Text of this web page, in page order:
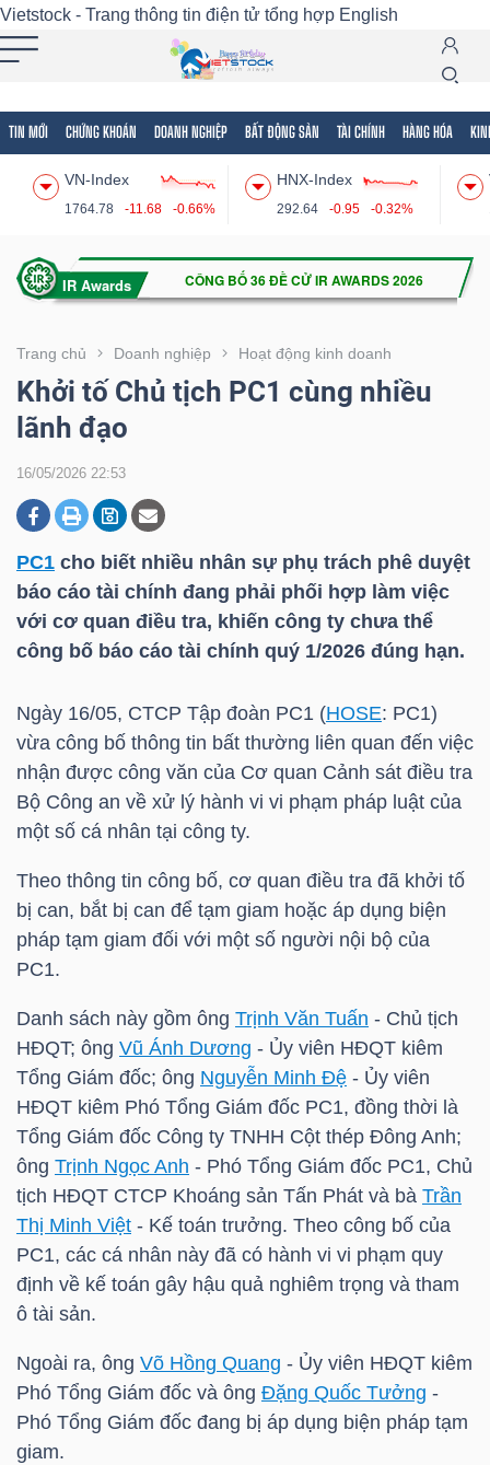
Vietstock - Trang thông tin điện tử tổng hợp English
TIN MỚI CHỨNG KHOÁN DOANH NGHIỆP BẤT ĐỘNG SẢN TÀI CHÍNH HÀNG HÓA
VN-Index
1764.78 -11.68 -0.66%
HNX-Index
292.64 -0.95 -0.32%
Trang chủ Doanh nghiệp Hoạt động kinh doanh
Khởi tố Chủ tịch PC1 cùng nhiều
lãnh đạo
16/05/2026 22:53
PC1 cho biết nhiều nhân sự phụ trách phê duyệt
báo cáo tài chính đang phải phối hợp làm việc
với cơ quan điều tra, khiến công ty chưa thể
công bố báo cáo tài chính quý 1/2026 đúng hạn.
Ngày 16/05, CTCP Tập đoàn PC1 (HOSE: PC1)
vừa công bố thông tin bất thường liên quan đến việc
nhận được công văn của Cơ quan Cảnh sát điều tra
Bộ Công an về xử lý hành vi vi phạm pháp luật của
một số cá nhân tại công ty.
Theo thông tin công bố, cơ quan điều tra đã khởi tố
bị can, bắt bị can để tạm giam hoặc áp dụng biện
pháp tạm giam đối với một số người nội bộ của
PC1.
Danh sách này gồm ông Trịnh Văn Tuấn - Chủ tịch
HĐQT; ông Vũ Ánh Dương - Ủy viên HĐQT kiêm
Tổng Giám đốc; ông Nguyễn Minh Đệ - Ủy viên
HĐQT kiêm Phó Tổng Giám đốc PC1, đồng thời là
Tổng Giám đốc Công ty TNHH Cột thép Đông Anh;
ông Trịnh Ngọc Anh - Phó Tổng Giám đốc PC1, Chủ
tịch HĐQT CTCP Khoáng sản Tấn Phát và bà Trần
Thị Minh Việt - Kế toán trưởng. Theo công bố của
PC1, các cá nhân này đã có hành vi vi phạm quy
định về kế toán gây hậu quả nghiêm trọng và tham
ô tài sản.
Ngoài ra, ông Võ Hồng Quang - Ủy viên HĐQT kiêm
Phó Tổng Giám đốc và ông Đặng Quốc Tưởng -
Phó Tổng Giám đốc đang bị áp dụng biện pháp tạm
giam.
Tất cả Tính năng Ngành Mã chứng khoán
Tính
(-)
VIETSTOCK
CHỨNG
DOANH
NGHIỆP
ĐỘNG
CHÍNH
HÓA
THẾ
GIỚI
ĐÔNG
DƯƠNG